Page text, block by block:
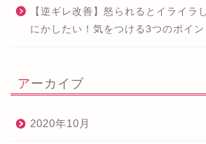
【逆ギレ改善】怒られるとイライラ
にかしたい！気をつける3つのポイン
アーカイブ
2020年10月